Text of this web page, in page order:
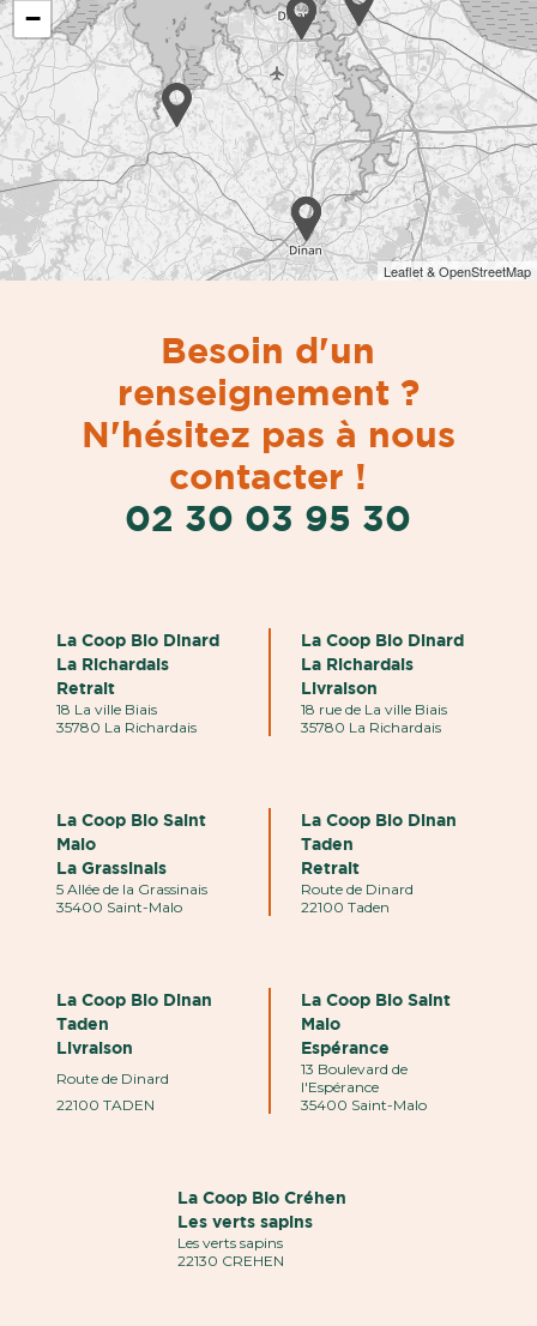
Besoin d'un
renseignement ?
N'hésitez pas à nous
contacter !
02 30 03 95 30
La Coop Bio Dinard
La Richardais
Retrait
18 La ville Biais
35780 La Richardais
La Coop Bio Dinard
La Richardais
Livraison
18 rue de La ville Biais
35780 La Richardais
La Coop Bio Saint
Malo
La Grassinais
5 Allée de la Grassinais
35400 Saint-Malo
La Coop Bio Dinan
Taden
Retrait
Route de Dinard
22100 Taden
La Coop Bio Dinan
Taden
Livraison
Route de Dinard
22100 TADEN
La Coop Bio Saint
Malo
Espérance
13 Boulevard de
l'Espérance
35400 Saint-Malo
La Coop Bio Créhen
Les verts sapins
Les verts sapins
22130 CREHEN
−
Leaflet & OpenStreetMap